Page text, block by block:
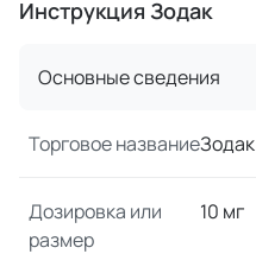
Инструкция Зодак
Основные сведения
Торговое названиеЗодак
Дозировка или
размер
10 мг